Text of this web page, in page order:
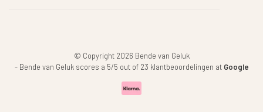
© Copyright 2026 Bende van Geluk
- Bende van Geluk scores a 5/5 out of 23 klantbeoordelingen at Google